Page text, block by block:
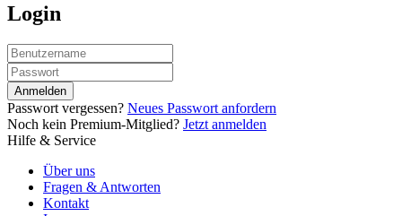
Login
Anmelden
Passwort vergessen? Neues Passwort anfordern
Noch kein Premium-Mitglied? Jetzt anmelden
Hilfe & Service
Über uns
Fragen & Antworten
Kontakt